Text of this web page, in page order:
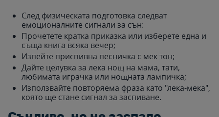
След физическата подготовка следват
емоционалните сигнали за сън:
Прочетете кратка приказка или изберете една и
съща книга всяка вечер;
Изпейте приспивна песничка с мек тон;
Дайте целувка за лека нощ на мама, тати,
любимата играчка или нощната лампичка;
Използвайте повторяема фраза като "лека-мека",
която ще стане сигнал за заспиване.